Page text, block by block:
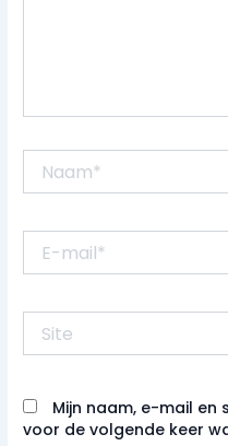
mail*
Mijn naam, e-mail en
voor de volgende keer